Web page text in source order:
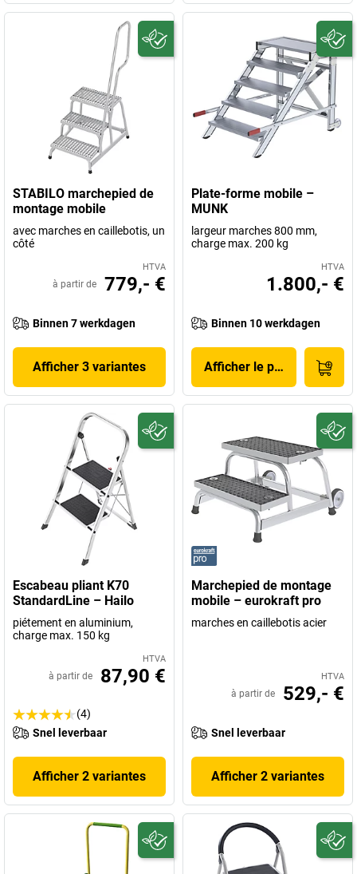
STABILO marchepied de
montage mobile
avec marches en caillebotis, un
côté
HTVA
à partir de 779,- €
Binnen 7 werkdagen
Afficher 3 variantes
Plate-forme mobile –
MUNK
largeur marches 800 mm,
charge max. 200 kg
HTVA
1.800,- €
Binnen 10 werkdagen
Afficher le produit
Escabeau pliant K70
StandardLine – Hailo
piétement en aluminium,
charge max. 150 kg
HTVA
à partir de 87,90 €
(4)
Snel leverbaar
Afficher 2 variantes
Marchepied de montage
mobile – eurokraft pro
marches en caillebotis acier
HTVA
à partir de 529,- €
Snel leverbaar
Afficher 2 variantes